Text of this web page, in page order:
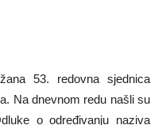
53. redovna sjednica
Na dnevnom redu našli su
o određivanju naziva